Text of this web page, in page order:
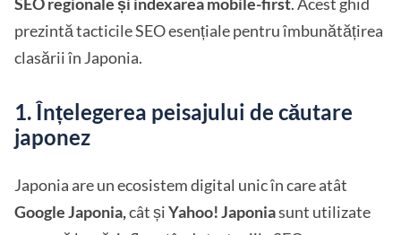
prezintă tacticile SEO esențiale pentru îmbunătățirea
clasării în Japonia.
1. Înțelegerea peisajului de căutare
japonez
Japonia are un ecosistem digital unic în care atât
Google Japonia,cât șiYahoo! Japoniasunt utilizate